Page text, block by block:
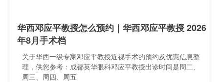
华西邓应平教授怎么预约｜华西邓应平教授 2026
年8月手术档
关于华西一级专家邓应平教授近视手术的预约及优惠信息整
理，供您参考：成都英华眼科邓应平教授出诊时间是周二、
周三、周四、周五